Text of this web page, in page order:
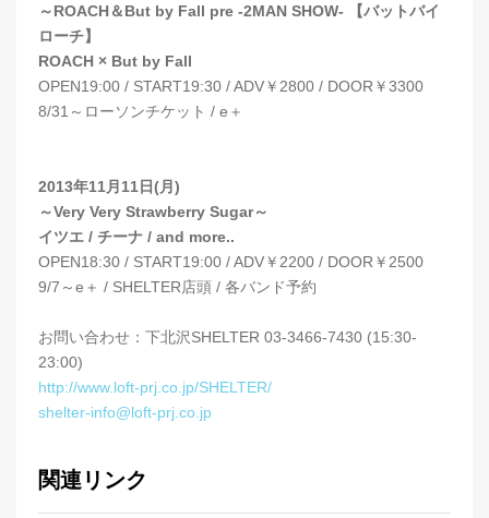
～ROACH＆But by Fall pre -2MAN SHOW- 【バットバイ
ローチ】
ROACH × But by Fall
OPEN19:00 / START19:30 / ADV￥2800 / DOOR￥3300
8/31～ローソンチケット / e＋
2013年11月11日(月)
～Very Very Strawberry Sugar～
イツエ / チーナ / and more..
OPEN18:30 / START19:00 / ADV￥2200 / DOOR￥2500
9/7～e＋ / SHELTER店頭 / 各バンド予約
お問い合わせ：下北沢SHELTER 03-3466-7430 (15:30-
23:00)
http://www.loft-prj.co.jp/SHELTER/
shelter-info@loft-prj.co.jp
関連リンク